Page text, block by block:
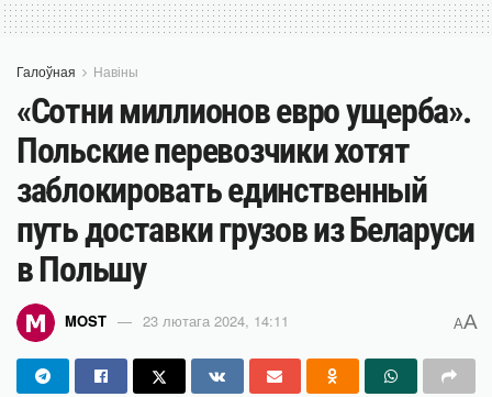
Галоўная Навіны
«Сотни миллионов евро ущерба».
Польские перевозчики хотят
заблокировать единственный
путь доставки грузов из Беларуси
в Польшу
MOST 23 лютага 2024, 14:11 AA